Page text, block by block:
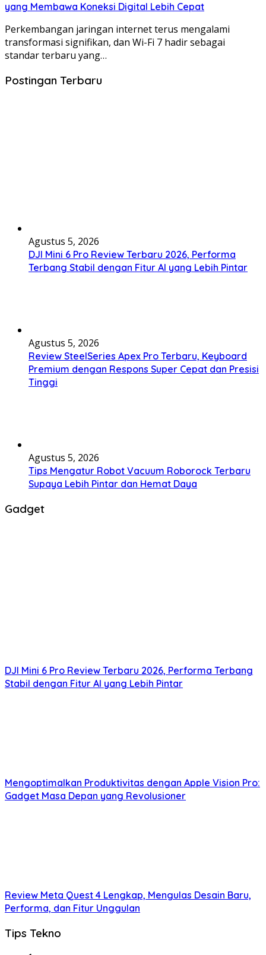
yang Membawa Koneksi Digital Lebih Cepat
Perkembangan jaringan internet terus mengalami
transformasi signifikan, dan Wi-Fi 7 hadir sebagai
standar terbaru yang…
Postingan Terbaru
Agustus 5, 2026
DJI Mini 6 Pro Review Terbaru 2026, Performa
Terbang Stabil dengan Fitur AI yang Lebih Pintar
Agustus 5, 2026
Review SteelSeries Apex Pro Terbaru, Keyboard
Premium dengan Respons Super Cepat dan Presisi
Tinggi
Agustus 5, 2026
Tips Mengatur Robot Vacuum Roborock Terbaru
Supaya Lebih Pintar dan Hemat Daya
Gadget
DJI Mini 6 Pro Review Terbaru 2026, Performa Terbang
Stabil dengan Fitur AI yang Lebih Pintar
Mengoptimalkan Produktivitas dengan Apple Vision Pro:
Gadget Masa Depan yang Revolusioner
Review Meta Quest 4 Lengkap, Mengulas Desain Baru,
Performa, dan Fitur Unggulan
Tips Tekno